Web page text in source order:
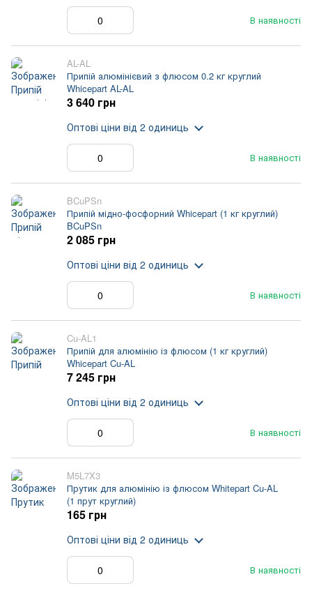
В наявності
AL-AL
Припій алюмінієвий з флюсом 0.2 кг круглий
Whicepart AL-AL
В наявності
3 640 грн
Оптові ціни від 2 одиниць
BCuPSn
Припій мідно-фосфорний Whicepart (1 кг круглий)
BCuPSn
В наявності
2 085 грн
Оптові ціни від 2 одиниць
Cu-AL1
Припій для алюмінію із флюсом (1 кг круглий)
Whicepart Cu-AL
В наявності
7 245 грн
Оптові ціни від 2 одиниць
M5L7X3
Прутик для алюмінію із флюсом Whitepart Cu-AL
(1 прут круглий)
В наявності
165 грн
Оптові ціни від 2 одиниць